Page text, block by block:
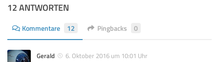
12 ANTWORTEN
Kommentare 12 Pingbacks 0
Gerald
6. Oktober 2016 um 10:01 Uhr